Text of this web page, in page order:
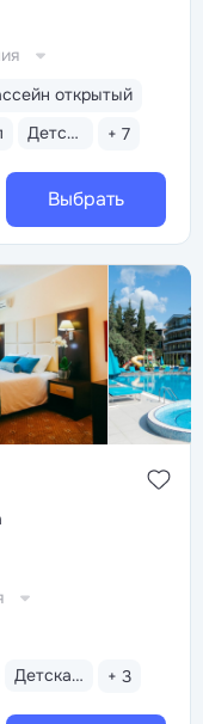
открытый
Детская комната + 7
Выбрать
Детская анимация + 3